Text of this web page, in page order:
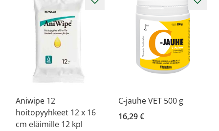
Aniwipe 12
hoitopyyhkeet 12 x 16
cm eläimille 12 kpl
C-jauhe VET 500 g
16,29 €